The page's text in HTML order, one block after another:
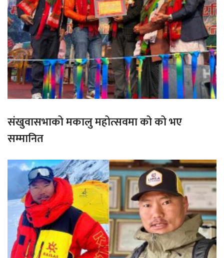
संखुवासभाको मकालु महोत्सवमा को को भए
सम्मानित